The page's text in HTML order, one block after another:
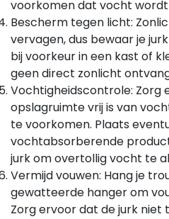
voorkomen dat vocht
Bescherm tegen licht:
vervagen, dus bewaar je
bij voorkeur in een kast of
geen direct zonlicht
Vochtigheidscontrole: Zorg
opslagruimte vrij is van
te voorkomen. Plaats
vochtabsorberende
jurk om overtollig vocht te
Vermijd vouwen: Hang je
gewatteerde hanger om
Zorg ervoor dat de jurk niet